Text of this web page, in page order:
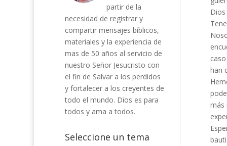
han
más
partir de la
necesidad de registrar y
compartir mensajes bíblicos,
materiales y la experiencia de
mas de 50 años al servicio de
nuestro Señor Jesucristo con
el fin de Salvar a los perdidos
y fortalecer a los creyentes de
todo el mundo. Dios es para
todos y ama a todos.
Seleccione un tema